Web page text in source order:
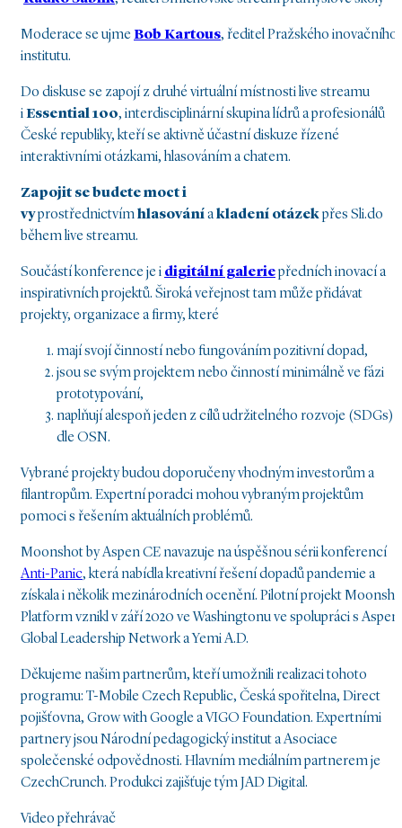
Moderace se ujmeBob Kartous, ředitel Pražského inovačního
institutu.
Do diskuse se zapojí z druhé virtuální místnosti live streamu
iEssential 100, interdisciplinární skupina lídrů a profesionálů
České republiky, kteří se aktivně účastní diskuze řízené
interaktivními otázkami, hlasováním a chatem.
Zapojit se budete moct i
vyprostřednictvímhlasováníakladení otázekpřes Sli.do
během live streamu.
Součástí konference je i digitální galeriepředních inovací a
inspirativních projektů. Široká veřejnost tam může přidávat
projekty, organizace a firmy, které
mají svojí činností nebo fungováním pozitivní dopad,
jsou se svým projektem nebo činností minimálně ve fázi
prototypování,
naplňují alespoň jeden z cílů udržitelného rozvoje (SDGs)
dle OSN.
Vybrané projekty budou doporučeny vhodným investorům a
filantropům. Expertní poradci mohou vybraným projektům
pomoci s řešením aktuálních problémů.
Moonshot by Aspen CE navazuje na úspěšnou sérii konferencí
Anti-Panic, která nabídla kreativní řešení dopadů pandemie a
získala i několik mezinárodních ocenění. Pilotní projekt
Platform vznikl v září 2020 ve Washingtonu ve spolupráci s Aspen
Global Leadership Network a Yemi A.D.
Děkujeme našim partnerům, kteří umožnili realizaci tohoto
programu: T-Mobile Czech Republic, Česká spořitelna, Direct
pojišťovna, Grow with Google a VIGO Foundation. Expertními
partnery jsou Národní pedagogický institut a Asociace
společenské odpovědnosti. Hlavním mediálním partnerem je
CzechCrunch. Produkci zajišťuje tým JAD Digital.
Video přehrávač